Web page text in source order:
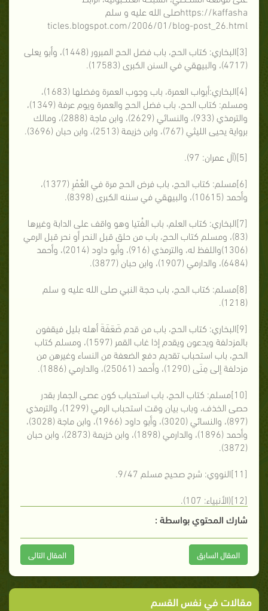
https://kaffashaصلى الله عليه و سلم
ticles.blogspot.com/2006/01/blog-post_26.html
[3]البخاري: كتاب الحج، باب فضل الحج المبرور (1448)، وأبو يعلى
(4717)، والبيهقي في السنن الكبرى (17583).
[4]البخاري:أبواب العمرة، باب وجوب العمرة وفضلها (1683)،
ومسلم: كتاب الحج، باب فضل الحج والعمرة ويوم عرفة (1349)،
والترمذي (933)، والنسائي (2629)، وابن ماجة (2888)، ومالك
برواية يحيى الليثي (767)، وابن خزيمة (2513)، وابن حبان (3696).
[5](آل عمران: 97).
[6]مسلم: كتاب الحج، باب فرض الحج مرة في العُمْرِ (1377)،
وأحمد (10615)، والبيهقي في سننه الكبرى (8398).
[7]البخاري: كتاب العلم، باب الفُتيا وهو واقف على الدابة وغيرها
(83)، ومسلم كتاب الحج، باب من حلق قبل النحر أو نحر قبل الرمي
(1306)واللفظ له، والترمذي (916)، وأبو داود (2014)، وأحمد
(6484)، والدارمي (1907)، وابن حبان (3877).
[8]مسلم: كتاب الحج، باب حجة النبي صلى الله عليه و سلم
(1218).
[9]البخاري: كتاب الحج، باب من قدم ضَعَفَةَ أهله بليل فيقفون
بالمزدلفة ويدعون ويقدم إذا غاب القمر (1597)، ومسلم كتاب
الحج، باب استحباب تقديم دفع الضعفة من النساء وغيرهن من
مزدلفة إلى مِنَى (1290)، وأحمد (25061)، والدارمي (1886).
[10]مسلم: كتاب الحج، باب استحباب كون عصى الجمار بقدر
حصى الخذف، وباب بيان وقت استحباب الرمي (1299)، والترمذي
(897)، والنسائي (3020)، وأبو داود (1966)، وابن ماجة (3028)،
وأحمد (1896)، والدارمي (1898)، وابن خزيمة (2873)، وابن حبان
(3872).
[11]النووي: شرح صحيح مسلم 9/47.
[12](الأنبياء: 107).
شارك المحتوي بواسطة :
المقال السابق المقال التالى
مقالات في نفس القسم